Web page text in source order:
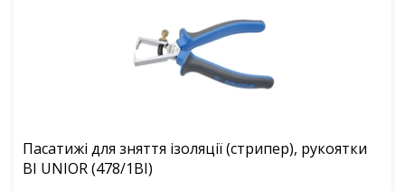
Пасатижі для зняття ізоляції (стрипер), рукоятки
BI UNIOR (478/1BI)